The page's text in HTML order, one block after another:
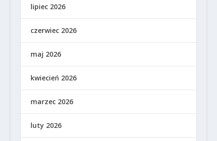
lipiec 2026
czerwiec 2026
maj 2026
kwiecień 2026
marzec 2026
luty 2026